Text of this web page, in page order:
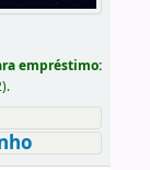
empréstimo: